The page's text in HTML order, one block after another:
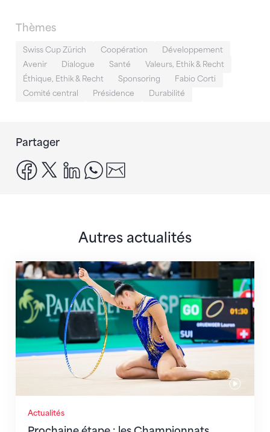
Thèmes
Swiss Cup Zürich Coopération
Développement
Avenir
Dialogue Santé
Valeurs, Ethik & Recht
Éthique, Ethik & Recht
Sponsoring
Fabio Corti
Comité central
Présidence Durabilité
Partager
facebook
x linkedinwhatsapp
Autres actualités
Actualités
Prochaine étape : les Championnats du monde